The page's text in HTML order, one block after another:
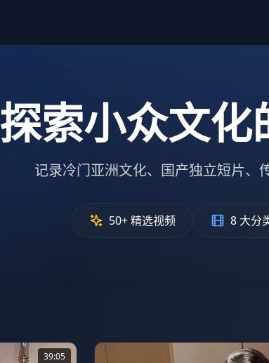
探索小众文化
记录冷门亚洲文化、国产独立短片、
50+ 精选视频 8 大分
39:05